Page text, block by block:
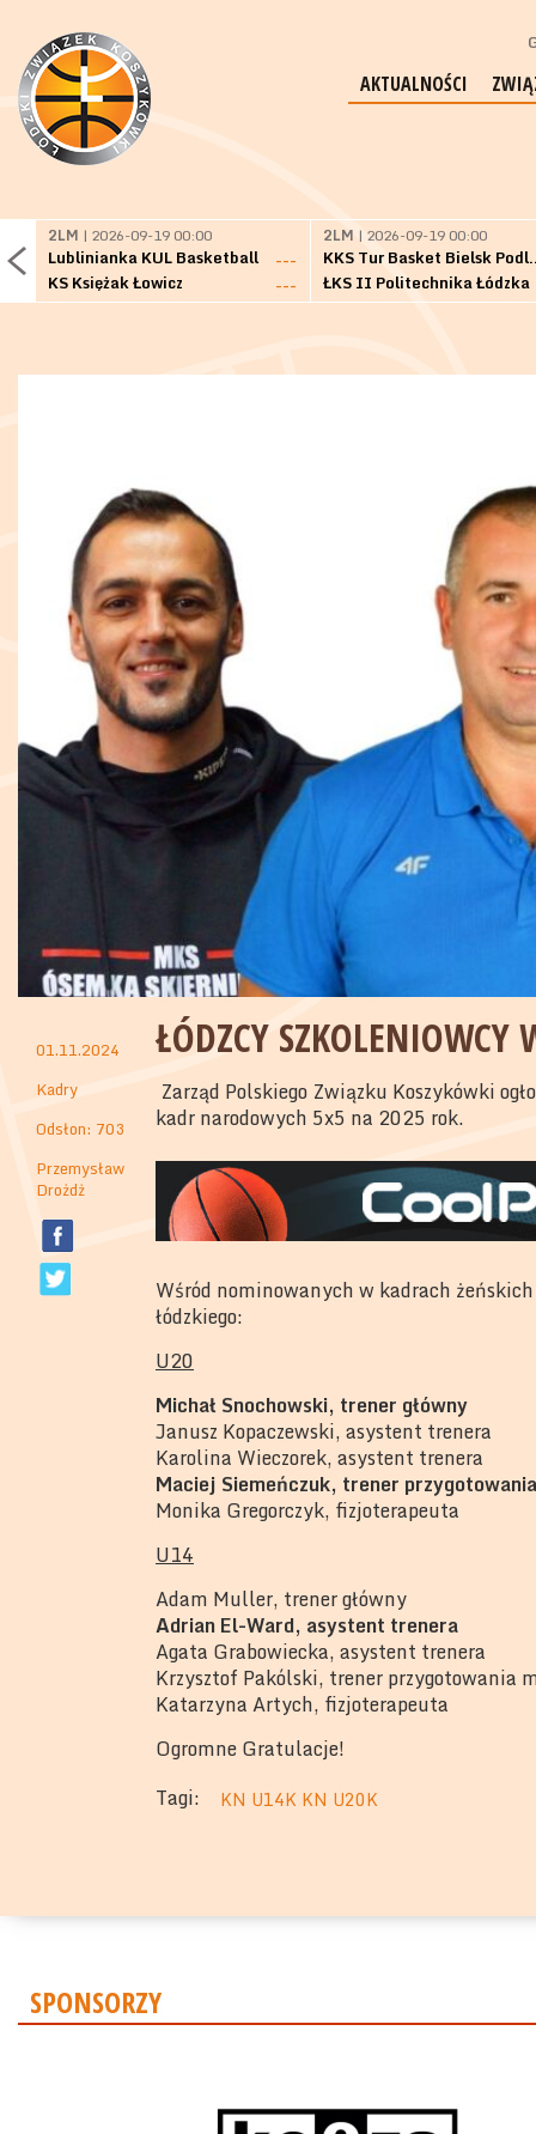
AKTUALNOŚCI
2LM | 2026-09-19 00:00
Lublinianka KUL Basketball
---
KS Księżak Łowicz
---
2LM | 2026-09-19 00:00
KKS Tur
ŁKS II Politechnika Łódzka
01.11.2024
Kadry
Odsłon: 703
Przemysław
Drożdż
ŁÓDZCY SZKOLENIOWCY
Zarząd Polskiego Związku Koszykówki
kadr narodowych 5x5 na 2025 rok.
Wśród nominowanych w kadrach
łódzkiego:
U20
Michał Snochowski, trener główny
Janusz Kopaczewski, asystent trenera
Karolina Wieczorek, asystent trenera
Maciej Siemeńczuk, trener
Monika Gregorczyk, fizjoterapeuta
U14
Adam Muller, trener główny
Adrian El-Ward, asystent trenera
Agata Grabowiecka, asystent trenera
Krzysztof Pakólski, trener przygotowania
Katarzyna Artych, fizjoterapeuta
Ogromne Gratulacje!
Tagi:
KN U14K KN U20K
SPONSORZY